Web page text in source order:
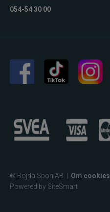
054-54 30 00
© Böjda Spön AB Om cookies
Powered by SiteSmart